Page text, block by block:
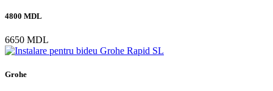
4800 MDL
6650 MDL
Grohe